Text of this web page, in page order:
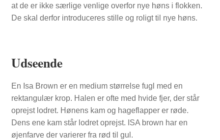
at de er ikke særlige venlige overfor nye høns i flokken.
De skal derforintroduceres stille og roligttil nye høns.
Udseende
En Isa Brown er en medium størrelse fugl med en
rektangulær krop. Halen er ofte med hvide fjer, der står
oprejst lodret. Hønens kam og hageflapper er røde.
Dens ene kam står lodret oprejst. ISA brown har en
øjenfarve der varierer fra rød til gul.